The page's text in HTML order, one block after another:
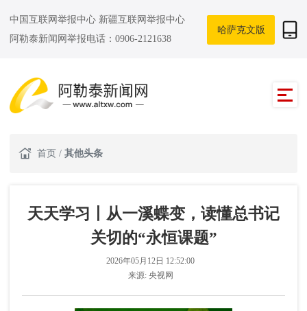
中国互联网举报中心 新疆互联网举报中心
阿勒泰新闻网举报电话：0906-2121638
哈萨克文版
首页 / 其他头条
天天学习丨从一溪蝶变，读懂总书记
关切的“永恒课题”
2026年05月12日 12:52:00
来源: 央视网